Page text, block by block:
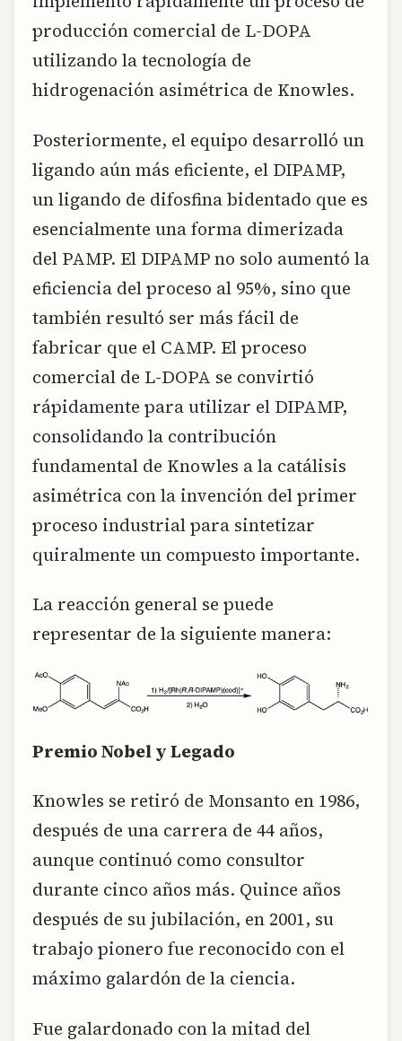
producción comercial de L-DOPA
utilizando la tecnología de
hidrogenación asimétrica de Knowles.
Posteriormente, el equipo desarrolló un
ligando aún más eficiente, el DIPAMP,
un ligando de difosfina bidentado que es
esencialmente una forma dimerizada
del PAMP. El DIPAMP no solo aumentó la
eficiencia del proceso al 95%, sino que
también resultó ser más fácil de
fabricar que el CAMP. El proceso
comercial de L-DOPA se convirtió
rápidamente para utilizar el DIPAMP,
consolidando la contribución
fundamental de Knowles a la catálisis
asimétrica con la invención del primer
proceso industrial para sintetizar
quiralmente un compuesto importante.
La reacción general se puede
representar de la siguiente manera:
Premio Nobel y Legado
Knowles se retiró de Monsanto en 1986,
después de una carrera de 44 años,
aunque continuó como consultor
durante cinco años más. Quince años
después de su jubilación, en 2001, su
trabajo pionero fue reconocido con el
máximo galardón de la ciencia.
Fue galardonado con la mitad del